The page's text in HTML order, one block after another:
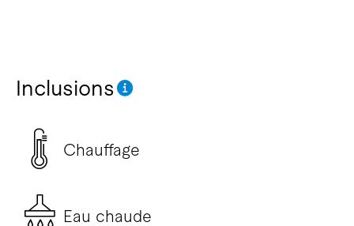
Inclusions
Chauffage
Eau chaude